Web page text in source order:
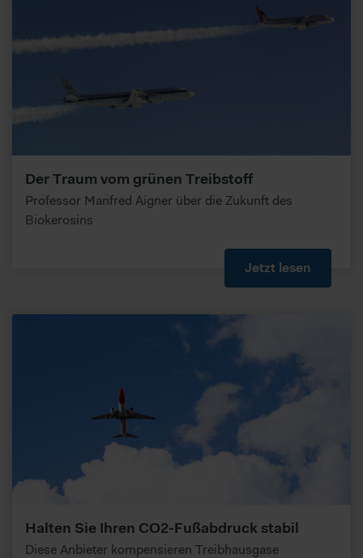
Der Traum vom grünen Treibstoff
Professor Manfred Aigner über die Zukunft des
Biokerosins
Jetzt lesen
Halten Sie Ihren CO2-Fußabdruck stabil
Diese Anbieter kompensieren Treibhausgase